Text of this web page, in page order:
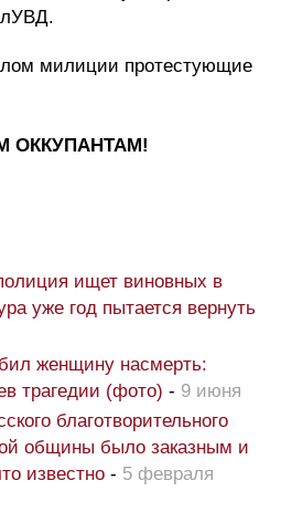
милиции протестующие
ОККУПАНТАМ!
ищет виновных в
уже год пытается вернуть
женщину насмерть:
трагедии (фото) - 9 июня
благотворительного
общины было заказным и
известно - 5 февраля